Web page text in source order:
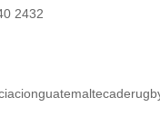
2432